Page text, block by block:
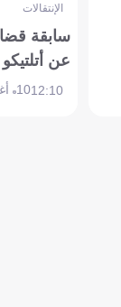
الإنتقالات
سابقة
عن أتلتيكو
12:1010 أغسطس 2026